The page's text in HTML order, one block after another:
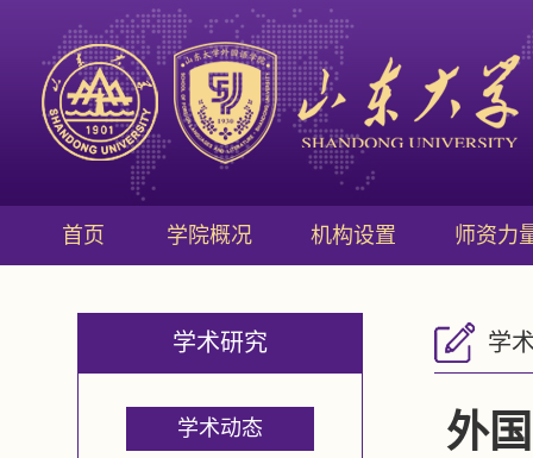
首页 学院概况 机构设置 师资力
学术研究
学术动态
学
外